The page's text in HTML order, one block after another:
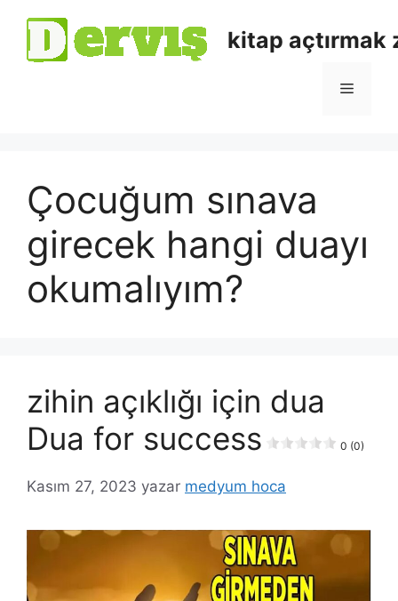
kitap açtırmak
Çocuğum sınava
girecek hangi duayı
okumalıyım?
zihin açıklığı için dua
Dua for success
0 (0)
Kasım 27, 2023 yazar medyum hoca